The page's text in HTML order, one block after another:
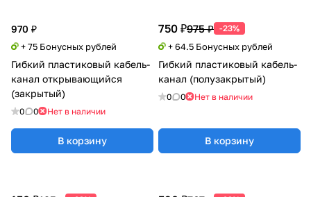
970 ₽
+ 75 Бонусных рублей
Гибкий пластиковый кабель-
канал открывающийся
(закрытый)
0 0 Нет в наличии
В корзину
750 ₽975 ₽ -23%
+ 64.5 Бонусных рублей
Гибкий пластиковый кабель-
канал (полузакрытый)
0 0 Нет в наличии
В корзину